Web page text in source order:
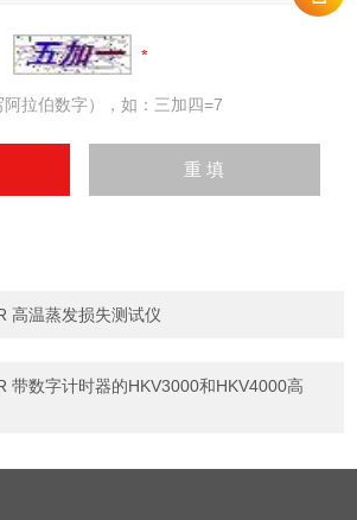
拉伯数字），如：三加四=7
高温蒸发损失测试仪
带数字计时器的HKV3000和HKV4000高